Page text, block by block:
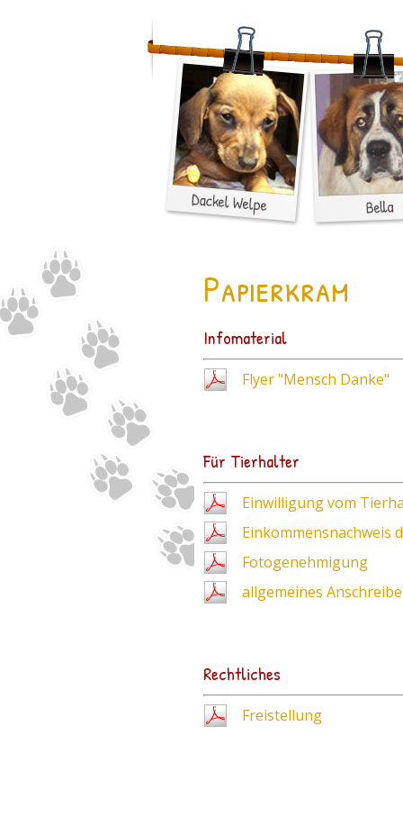
Papierkram
Infomaterial
Flyer "Mensch Danke"
Für Tierhalter
Einwilligung vom
Einkommensnachweis
Fotogenehmigung
allgemeines
Rechtliches
Freistellung